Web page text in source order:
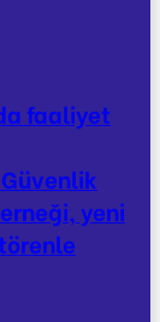
faaliyet
yeni